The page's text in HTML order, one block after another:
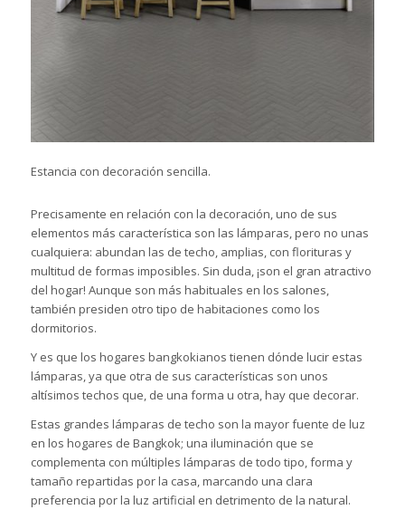
Estancia con decoración sencilla.
Precisamente en relación con la decoración, uno de sus
elementos más característica son las lámparas, pero no unas
cualquiera: abundan las de techo, amplias, con florituras y
multitud de formas imposibles. Sin duda, ¡son el gran atractivo
del hogar! Aunque son más habituales en los salones,
también presiden otro tipo de habitaciones como los
dormitorios.
Y es que los hogares bangkokianos tienen dónde lucir estas
lámparas, ya que otra de sus características son unos
altísimos techos que, de una forma u otra, hay que decorar.
Estas grandes lámparas de techo son la mayor fuente de luz
en los hogares de Bangkok; una iluminación que se
complementa con múltiples lámparas de todo tipo, forma y
tamaño repartidas por la casa, marcando una clara
preferencia por la luz artificial en detrimento de la natural.